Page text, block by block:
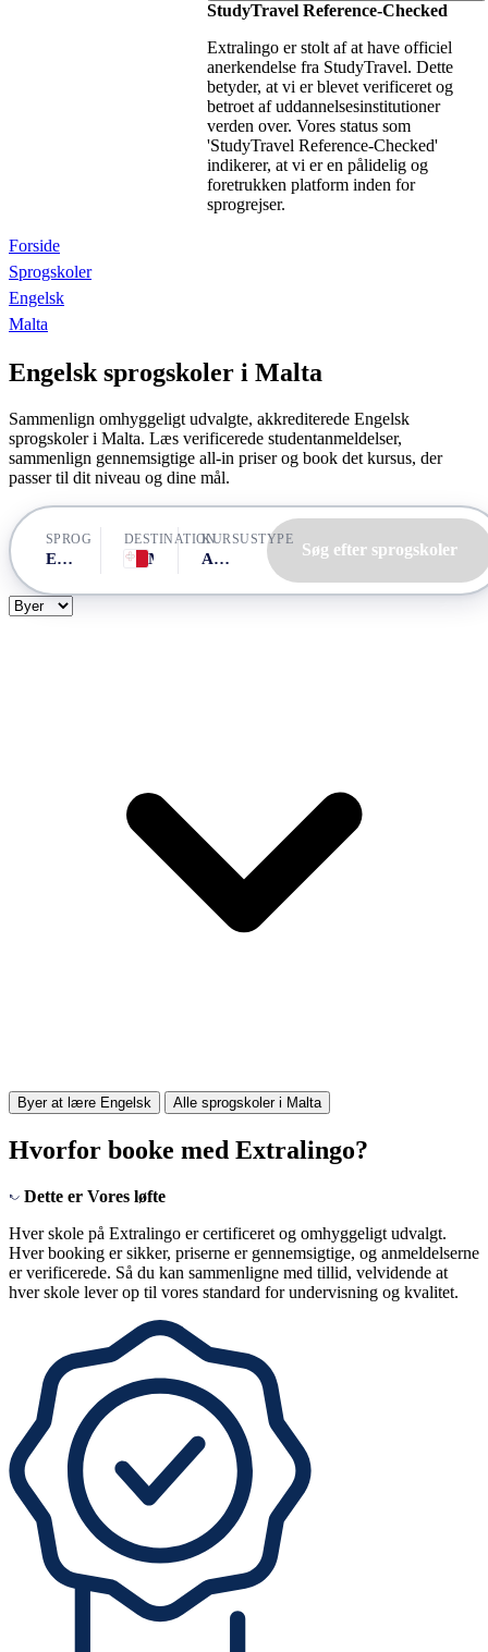
StudyTravel Reference-Checked
Extralingo er stolt af at have officiel
anerkendelse fra StudyTravel. Dette
betyder, at vi er blevet verificeret og
betroet af uddannelsesinstitutioner
verden over. Vores status som
'StudyTravel Reference-Checked'
indikerer, at vi er en pålidelig og
foretrukken platform inden for
sprogrejser.
Forside
Sprogskoler
Engelsk
Malta
Engelsk sprogskoler i Malta
Sammenlign omhyggeligt udvalgte, akkrediterede Engelsk
sprogskoler i Malta. Læs verificerede studentanmeldelser,
sammenlign gennemsigtige all-in priser og book det kursus, der
passer til dit niveau og dine mål.
SPROG
Engelsk
DESTINATIONKURSUSTYPE
Alle kurser Søg efter sprogskoler
Byer at lære Engelsk Alle sprogskoler i Malta
Hvorfor booke med Extralingo?
Dette er Vores løfte
Hver skole på Extralingo er certificeret og omhyggeligt udvalgt.
Hver booking er sikker, priserne er gennemsigtige, og anmeldelserne
er verificerede. Så du kan sammenligne med tillid, velvidende at
hver skole lever op til vores standard for undervisning og kvalitet.